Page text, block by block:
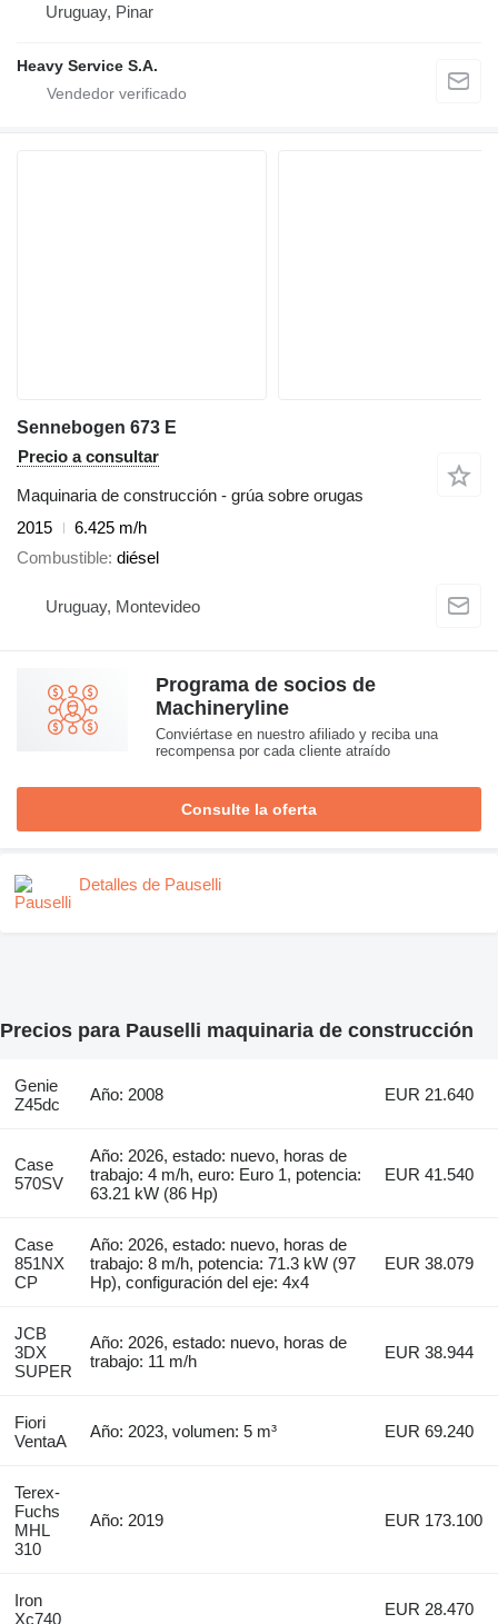
Uruguay, Pinar
Heavy Service S.A.
Sennebogen 673 E
Precio a consultar
Maquinaria de construcción - grúa sobre orugas
2015
6.425 m/h
Combustible diésel
Uruguay, Montevideo
Programa de socios de
Machineryline
Conviértase en nuestro afiliado y reciba una
recompensa por cada cliente atraído
Consulte la oferta
Detalles de Pauselli
Precios para Pauselli maquinaria de construcción
Genie
Z45dc
Año: 2008 EUR 21.640
Case
570SV
Año: 2026, estado: nuevo, horas de
trabajo: 4 m/h, euro: Euro 1, potencia:
63.21 kW (86 Hp)
EUR 41.540
Case
851NX
CP
Año: 2026, estado: nuevo, horas de
trabajo: 8 m/h, potencia: 71.3 kW (97
Hp), configuración del eje: 4x4
EUR 38.079
JCB
3DX
SUPER
Año: 2026, estado: nuevo, horas de
trabajo: 11 m/h
EUR 38.944
Fiori
VentaA
Año: 2023, volumen: 5 m³ EUR 69.240
Terex-
Fuchs
MHL
310
Año: 2019 EUR 173.100
Iron
Xc740
EUR 28.470